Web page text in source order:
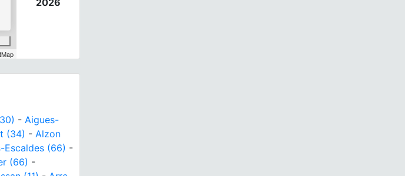
- Aigues-
(34) - Alzon
Escaldes (66) -
(66) -